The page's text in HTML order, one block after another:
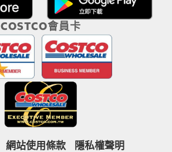
COSTCO會員卡
網站使用條款
隱私權聲明